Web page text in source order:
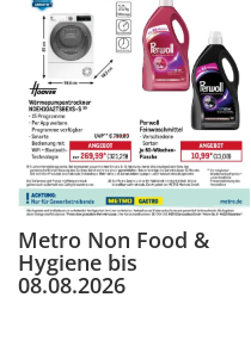
Metro Non Food &
Hygiene bis
08.08.2026